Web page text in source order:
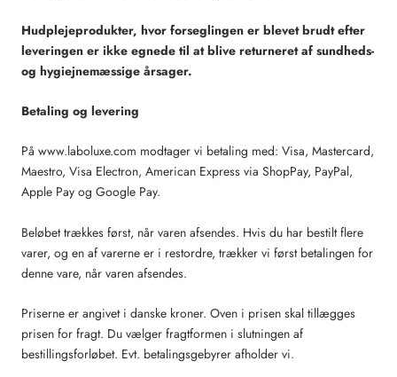
Hudplejeprodukter, hvor forseglingen er blevet brudt efter
leveringen er ikke egnede til at blive returneret af sundheds-
og hygiejnemæssige årsager.
Betaling og levering
På www.laboluxe.com modtager vi betaling med: Visa, Mastercard,
Maestro, Visa Electron, American Express via ShopPay, PayPal,
Apple Pay og Google Pay.
Beløbet trækkes først, når varen afsendes. Hvis du har bestilt flere
varer, og en af varerne er i restordre, trækker vi først betalingen for
denne vare, når varen afsendes.
Priserne er angivet i danske kroner. Oven i prisen skal tillægges
prisen for fragt. Du vælger fragtformen i slutningen af
bestillingsforløbet. Evt. betalingsgebyrer afholder vi.